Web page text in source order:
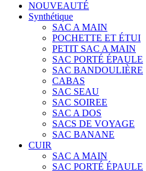
NOUVEAUTÉ
Synthétique
SAC A MAIN
POCHETTE ET ÉTUI
PETIT SAC A MAIN
SAC PORTÉ ÉPAULE
SAC BANDOULIÈRE
CABAS
SAC SEAU
SAC SOIREE
SAC A DOS
SACS DE VOYAGE
SAC BANANE
CUIR
SAC A MAIN
SAC PORTÉ ÉPAULE